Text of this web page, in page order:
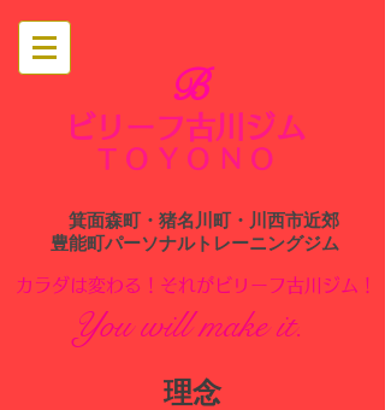
ビリーフ古川ジム
TOYONO
B
箕面森町・猪名川町・川西市近郊
​豊能町パーソナルトレーニングジム
​カラダは変わる！それがビリーフ古川ジム！
You will make it.
​理念